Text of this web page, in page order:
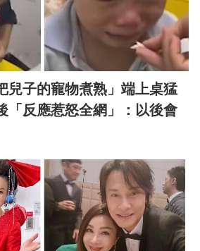
兒子的寵物煮熟」端上桌猛
反應惹怒全網」：以後會